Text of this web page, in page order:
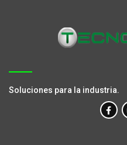
Soluciones para la industria.